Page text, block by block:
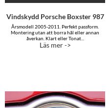
Vindskydd Porsche Boxster 987
Årsmodell 2005-2011. Perfekt passform.
Montering utan att borra hål eller annan
åverkan. Klart eller Tonat...
Läs mer ->